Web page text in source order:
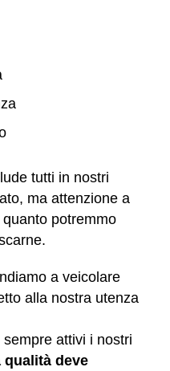
tutti in nostri
ma attenzione a
potremmo
a veicolare
alla nostra utenza
attivi i nostri
qualità deve